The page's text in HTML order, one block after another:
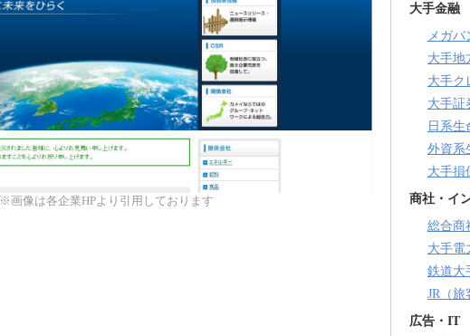
※画像は各企業HPより引用しております
大手金融
メガバ
大手地
大手ク
大手証
日系生
外資系
大手損
商社・イ
総合商
大手電
鉄道大
JR（旅
広告・IT